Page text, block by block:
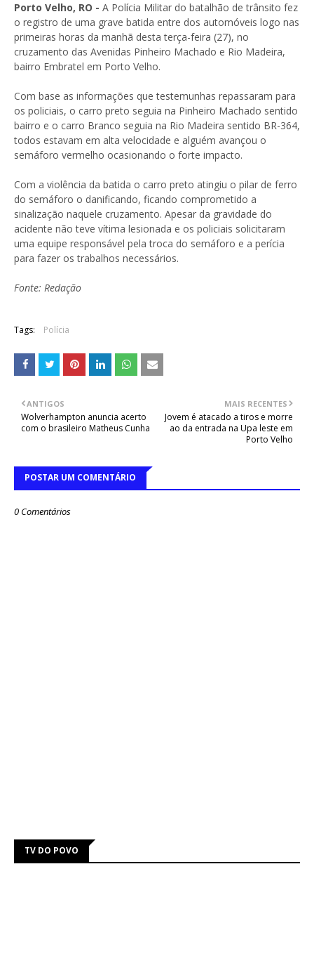
Porto Velho, RO - A Polícia Militar do batalhão de trânsito fez
o registro de uma grave batida entre dos automóveis logo nas
primeiras horas da manhã desta terça-feira (27), no
cruzamento das Avenidas Pinheiro Machado e Rio Madeira,
bairro Embratel em Porto Velho.
Com base as informações que testemunhas repassaram para
os policiais, o carro preto seguia na Pinheiro Machado sentido
bairro e o carro Branco seguia na Rio Madeira sentido BR-364,
todos estavam em alta velocidade e alguém avançou o
semáforo vermelho ocasionando o forte impacto.
Com a violência da batida o carro preto atingiu o pilar de ferro
do semáforo o danificando, ficando comprometido a
sinalização naquele cruzamento. Apesar da gravidade do
acidente não teve vítima lesionada e os policiais solicitaram
uma equipe responsável pela troca do semáforo e a perícia
para fazer os trabalhos necessários.
Fonte: Redação
Tags: Polícia
MAIS RECENTES
Jovem é atacado a tiros e morre
ao da entrada na Upa leste em
Porto Velho
ANTIGOS
Wolverhampton anuncia acerto
com o brasileiro Matheus Cunha
POSTAR UM COMENTÁRIO
0 Comentários
TV DO POVO